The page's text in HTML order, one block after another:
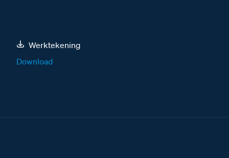
Werktekening
Download